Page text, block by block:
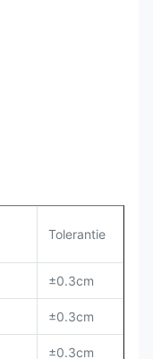
Tolerantie
±0.3cm
±0.3cm
±0.3cm